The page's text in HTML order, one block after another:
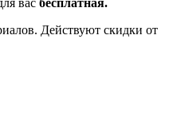
вас бесплатная.
Действуют скидки от